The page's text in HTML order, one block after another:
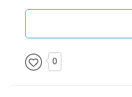
4.5
lorryで虹を作ってるん
0